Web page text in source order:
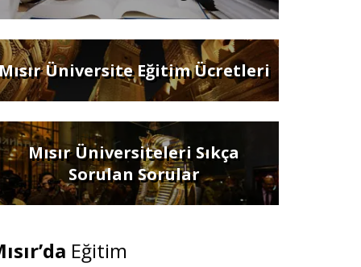
Üniversite Eğitim Ücretleri
Mısır Üniversiteleri Sıkça
Sorulan Sorular
Eğitim